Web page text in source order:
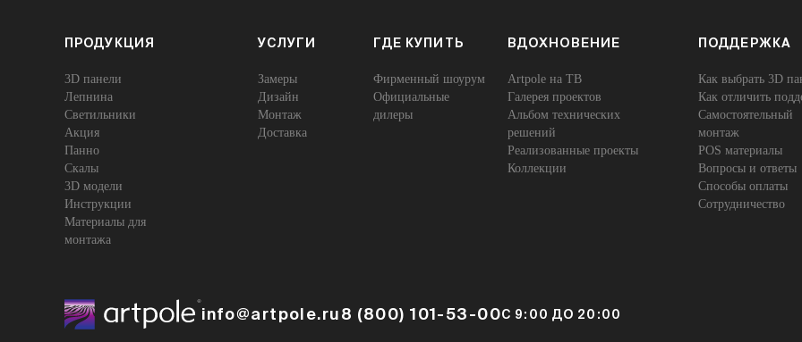
ПРОДУКЦИЯ
3D панели
Лепнина
Cветильники
Акция
Панно
Скалы
3D модели
Инструкции
Материалы для
монтажа
УСЛУГИ
Замеры
Дизайн
Монтаж
Доставка
ГДЕ КУПИТЬ
Фирменный шоурум
Официальные
дилеры
ВДОХНОВЕНИЕ
Artpole на ТВ
Галерея проектов
Альбом технических
решений
Реализованные проекты
Коллекции
ПОДДЕРЖКА
Как выбрать 3D
Как отличить
Самостоятельный
монтаж
POS материалы
Вопросы и ответы
Способы оплаты
Сотрудничество
info@artpole.ru8 (800) 101-53-00С 9:00 ДО 20:00